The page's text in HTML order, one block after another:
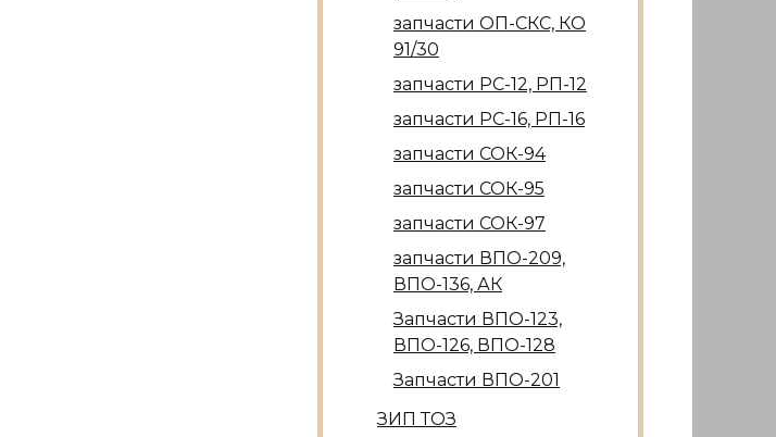
запчасти ОП-СКС, КО
91/30
запчасти РС-12, РП-12
запчасти РС-16, РП-16
запчасти СОК-94
запчасти СОК-95
запчасти СОК-97
запчасти ВПО-209,
ВПО-136, АК
Запчасти ВПО-123,
ВПО-126, ВПО-128
Запчасти ВПО-201
ЗИП ТОЗ